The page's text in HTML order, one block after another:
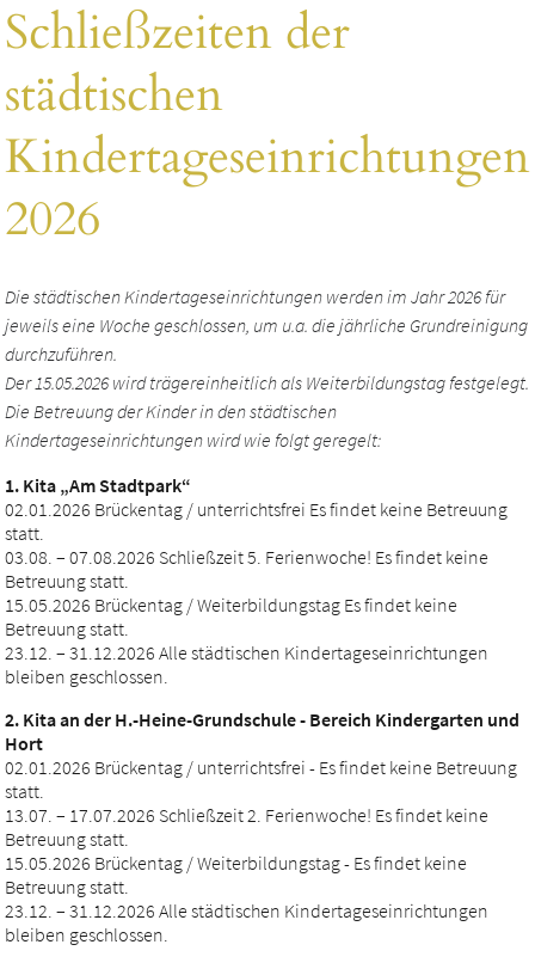
Schließzeiten der
städtischen
Kindertageseinrichtungen
2026
Die städtischen Kindertageseinrichtungen werden im Jahr 2026 für
jeweils eine Woche geschlossen, um u.a. die jährliche Grundreinigung
durchzuführen.
Der 15.05.2026 wird trägereinheitlich als Weiterbildungstag festgelegt.
Die Betreuung der Kinder in den städtischen
Kindertageseinrichtungen wird wie folgt geregelt:
1. Kita „Am Stadtpark“
02.01.2026 Brückentag / unterrichtsfrei Es findet keine Betreuung
statt.
03.08. – 07.08.2026 Schließzeit 5. Ferienwoche! Es findet keine
Betreuung statt.
15.05.2026 Brückentag / Weiterbildungstag Es findet keine
Betreuung statt.
23.12. – 31.12.2026 Alle städtischen Kindertageseinrichtungen
bleiben geschlossen.
2. Kita an der H.-Heine-Grundschule - Bereich Kindergarten und
Hort
02.01.2026 Brückentag / unterrichtsfrei - Es findet keine Betreuung
statt.
13.07. – 17.07.2026 Schließzeit 2. Ferienwoche! Es findet keine
Betreuung statt.
15.05.2026 Brückentag / Weiterbildungstag - Es findet keine
Betreuung statt.
23.12. – 31.12.2026 Alle städtischen Kindertageseinrichtungen
bleiben geschlossen.